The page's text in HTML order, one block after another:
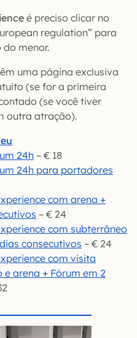
é preciso clicar no
regulation” para
menor.
uma página exclusiva
(se for a primeira
(se você tiver
outra atração).
24h– € 18
24h para portadores
com arena +
– € 24
com subterrâneo
consecutivos – € 24
com visita
arena + Fórum em 2